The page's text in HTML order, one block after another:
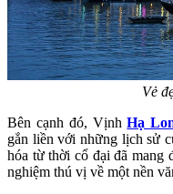
Vẻ
Bên cạnh đó, VịnhHạ
gắn liền với những lịch sử
hóa từ thời cổ đại đã mang
nghiệm thú vị về một nền